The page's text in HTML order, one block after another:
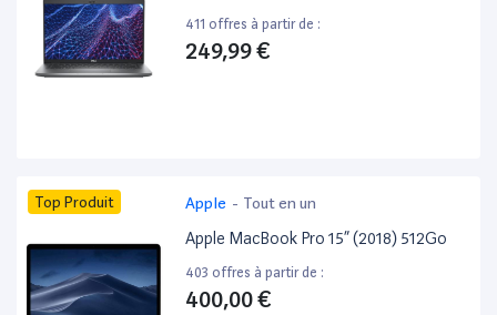
411 offres à partir de :
249,99 €
Top Produit Apple - Tout en un
Apple MacBook Pro 15” (2018) 512Go
403 offres à partir de :
400,00 €